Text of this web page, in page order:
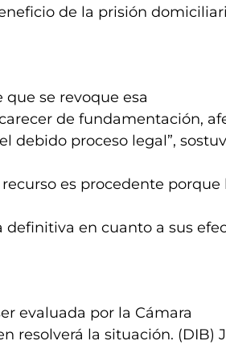
de la prisión
que se revoque esa
de fundamentación,
debido proceso legal”,
es procedente porque
en cuanto a sus
evaluada por la Cámara
resolverá la situación. (DIB)